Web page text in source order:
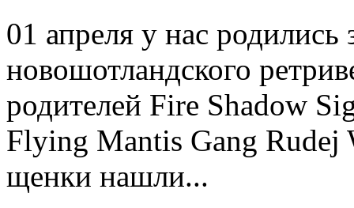
01 апреля у нас
новошотландского
родителей Fire Shadow
Flying Mantis Gang
щенки нашли...